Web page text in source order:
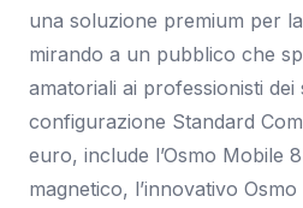
una soluzione premium per
mirando a un pubblico che
amatoriali ai professionisti dei
configurazione Standard
euro, include l’Osmo Mobile
magnetico, l’innovativo